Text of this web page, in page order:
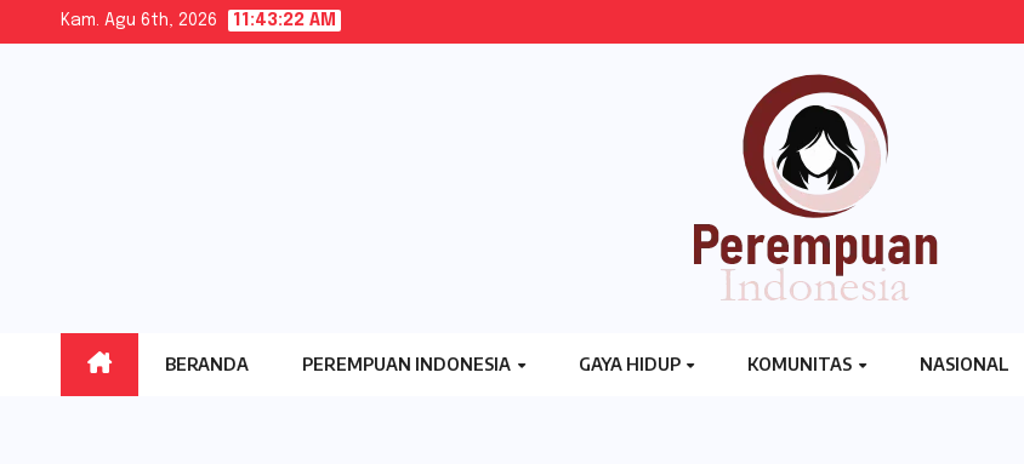
Kam. Agu 6th, 2026 11:43:23 AM
BERANDA PEREMPUAN INDONESIA GAYA HIDUP KOMUNITAS NASIONAL